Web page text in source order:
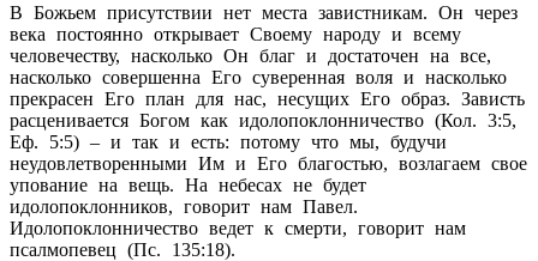
В Божьем присутствии нет места завистникам. Он через
века постоянно открывает Своему народу и всему
человечеству, насколько Он благ и достаточен на все,
насколько совершенна Его суверенная воля и насколько
прекрасен Его план для нас, несущих Его образ. Зависть
расценивается Богом как идолопоклонничество (Кол. 3:5,
Еф. 5:5) – и так и есть: потому что мы, будучи
неудовлетворенными Им и Его благостью, возлагаем свое
упование на вещь. На небесах не будет
идолопоклонников, говорит нам Павел.
Идолопоклонничество ведет к смерти, говорит нам
псалмопевец (Пс. 135:18).